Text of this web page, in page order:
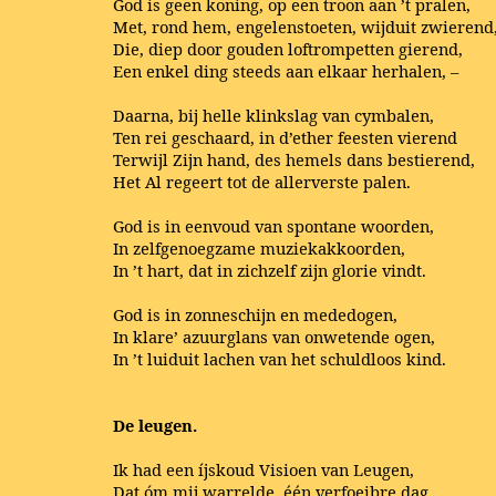
God is geen koning, op een troon aan ’t pralen,
Met, rond hem, engelenstoeten, wijduit
Die, diep door gouden loftrompetten gierend,
Een enkel ding steeds aan elkaar herhalen, –
Daarna, bij helle klinkslag van cymbalen,
Ten rei geschaard, in d’ether feesten vierend
Terwijl Zijn hand, des hemels dans bestierend,
Het Al regeert tot de allerverste palen.
God is in eenvoud van spontane woorden,
In zelfgenoegzame muziekakkoorden,
In ’t hart, dat in zichzelf zijn glorie vindt.
God is in zonneschijn en mededogen,
In klare’ azuurglans van onwetende ogen,
In ’t luiduit lachen van het schuldloos kind.
De leugen.
Ik had een íjskoud Visioen van Leugen,